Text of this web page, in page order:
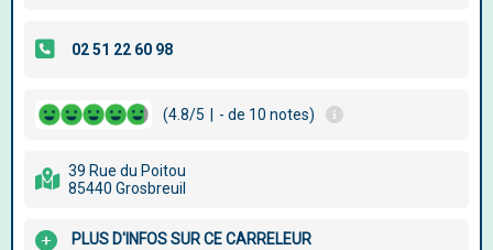
(4.8/5 - de 10 notes)
39 Rue du Poitou
85440 Grosbreuil
PLUS D'INFOS SUR CE CARRELEUR